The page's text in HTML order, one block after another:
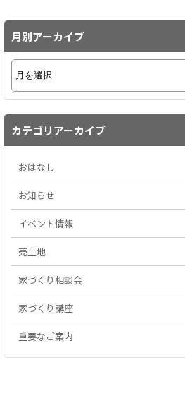
月別アーカイブ
カテゴリアーカイブ
おはなし
お知らせ
イベント情報
売土地
家づくり相談会
家づくり講座
重要なご案内